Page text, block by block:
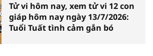
Tử vi hôm nay, xem tử vi 12 con
giáp hôm nay ngày 13/7/2026:
Tuổi Tuất tình cảm gắn bó